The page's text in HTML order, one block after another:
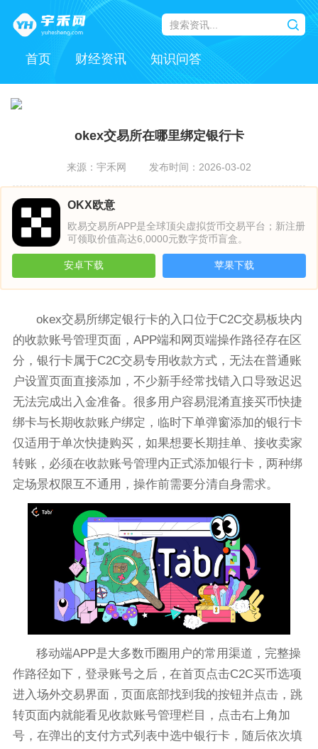
首页 财经资讯 知识问答
okex交易所在哪里绑定银行卡
来源：宇禾网 发布时间：2026-03-02
OKX欧意
欧易交易所APP是全球顶尖虚拟货币交易平台；新注册
可领取价值高达6,0000元数字货币盲盒。
安卓下载 苹果下载
okex交易所绑定银行卡的入口位于C2C交易板块内
的收款账号管理页面，APP端和网页端操作路径存在区
分，银行卡属于C2C交易专用收款方式，无法在普通账
户设置页面直接添加，不少新手经常找错入口导致迟迟
无法完成出入金准备。很多用户容易混淆直接买币快捷
绑卡与长期收款账户绑定，临时下单弹窗添加的银行卡
仅适用于单次快捷购买，如果想要长期挂单、接收卖家
转账，必须在收款账号管理内正式添加银行卡，两种绑
定场景权限互不通用，操作前需要分清自身需求。
移动端APP是大多数币圈用户的常用渠道，完整操
作路径如下，登录账号之后，在首页点击C2C买币选项
进入场外交易界面，页面底部找到我的按钮并点击，跳
转页面内就能看见收款账号管理栏目，点击右上角加
号，在弹出的支付方式列表中选中银行卡，随后依次填